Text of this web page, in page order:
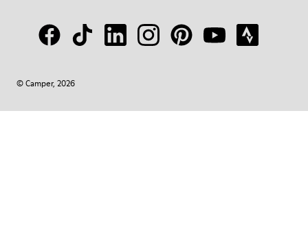
© Camper, 2026